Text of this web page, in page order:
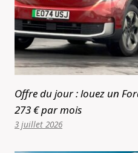
Offre du jour : louez un
273 € par mois
3 juillet 2026